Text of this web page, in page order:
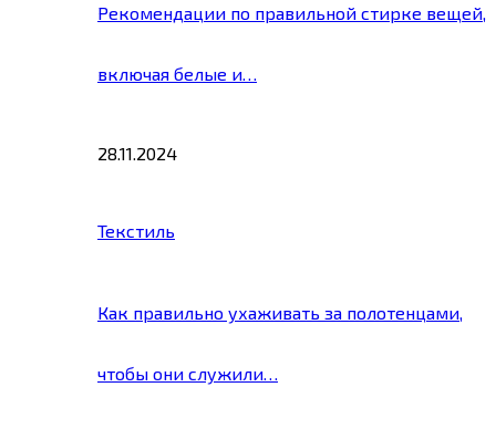
Рекомендации по правильной стирке вещей,
включая белые и…
28.11.2024
Текстиль
Как правильно ухаживать за полотенцами,
чтобы они служили…